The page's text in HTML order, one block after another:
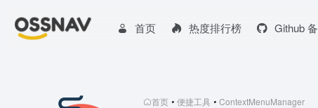
首页 热度排行榜 Github
首页 • 便捷工具 • ContextMenuManager